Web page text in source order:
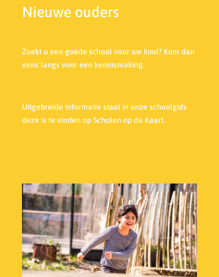
Nieuwe ouders
Zoekt u een goede school voor uw kind? Kom dan
eens langs voor een kennismaking.
Uitgebreide informatie staat in onze schoolgids
deze is te vinden op Scholen op de Kaart.